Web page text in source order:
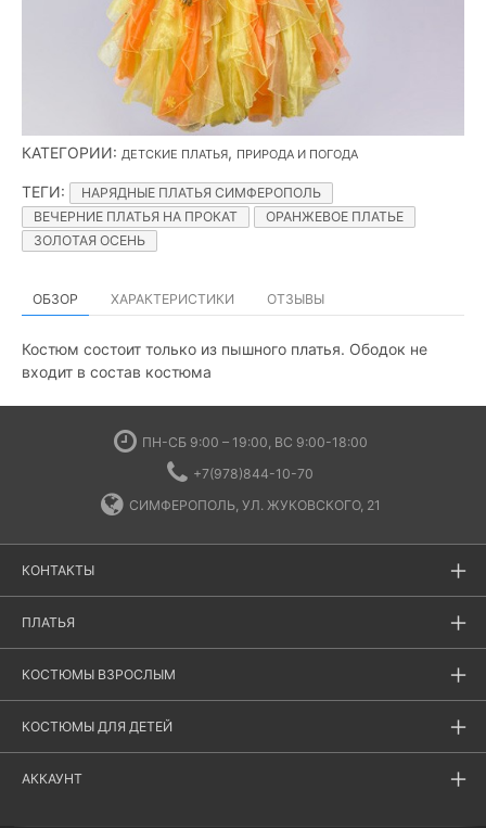
КАТЕГОРИИ: ДЕТСКИЕ ПЛАТЬЯ, ПРИРОДА И ПОГОДА
ТЕГИ:
НАРЯДНЫЕ ПЛАТЬЯ СИМФЕРОПОЛЬ
ВЕЧЕРНИЕ ПЛАТЬЯ НА ПРОКАТ
ОРАНЖЕВОЕ ПЛАТЬЕ
ЗОЛОТАЯ ОСЕНЬ
ОБЗОР ХАРАКТЕРИСТИКИ ОТЗЫВЫ
Костюм состоит только из пышного платья. Ободок не
входит в состав костюма
ПН-СБ 9:00 – 19:00, ВС 9:00-18:00
+7(978)844-10-70
СИМФЕРОПОЛЬ, УЛ. ЖУКОВСКОГО, 21
КОНТАКТЫ
ПЛАТЬЯ
КОСТЮМЫ ВЗРОСЛЫМ
КОСТЮМЫ ДЛЯ ДЕТЕЙ
АККАУНТ